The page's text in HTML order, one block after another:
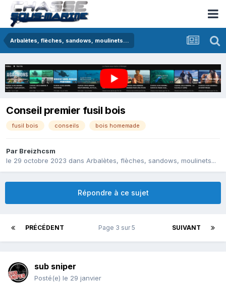
Arbalètes, flèches, sandows, moulinets...
Conseil premier fusil bois
fusil bois conseils bois homemade
Par Breizhcsm
le 29 octobre 2023 dans Arbalètes, flèches, sandows, moulinets...
Répondre à ce sujet
PRÉCÉDENT SUIVANT
Page 3 sur 5
sub sniper
Posté(e) le 29 janvier